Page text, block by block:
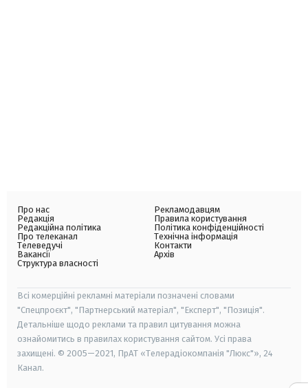
Про нас
Редакція
Редакційна політика
Про телеканал
Телеведучі
Вакансії
Структура власності
Рекламодавцям
Правила користування
Політика конфіденційності
Технічна інформація
Контакти
Архів
Всі комерційні рекламні матеріали позначені словами
"Спецпроєкт", "Партнерський матеріал", "Експерт", "Позиція".
Детальніше щодо реклами та правил цитування можна
ознайомитись в правилах користування сайтом. Усі права
захищені. © 2005—2021, ПрАТ «Телерадіокомпанія "Люкс"», 24
Канал.